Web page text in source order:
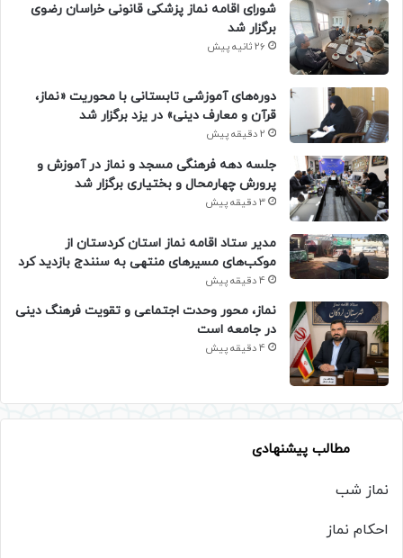
شورای اقامه نماز پزشکی قانونی خراسان رضوی
برگزار شد
26 ثانیه پیش
دوره‌های آموزشی تابستانی با محوریت «نماز،
قرآن و معارف دینی» در یزد برگزار شد
2 دقیقه پیش
جلسه دهه فرهنگی مسجد و نماز در آموزش و
پرورش چهارمحال و بختیاری برگزار شد
3 دقیقه پیش
مدیر ستاد اقامه نماز استان کردستان از
موکب‌های مسیرهای منتهی به سنندج بازدید کرد
4 دقیقه پیش
نماز، محور وحدت اجتماعی و تقویت فرهنگ دینی
در جامعه است
4 دقیقه پیش
مطالب پیشنهادی
نماز شب
احکام نماز